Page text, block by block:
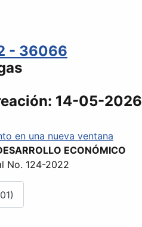
- 36066
14-05-2026
en una nueva ventana
ECONÓMICO
No. 124-2022